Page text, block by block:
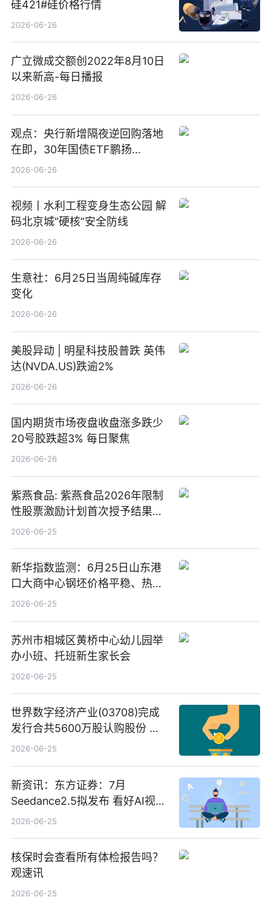
硅421#硅价格行情
2026-06-26
广立微成交额创2022年8月10日
以来新高-每日播报
2026-06-26
观点：央行新增隔夜逆回购落地
在即，30年国债ETF鹏扬
(511090) 盘中小幅上涨
2026-06-26
视频丨水利工程变身生态公园 解
码北京城“硬核”安全防线
2026-06-26
生意社：6月25日当周纯碱库存
变化
2026-06-26
美股异动 | 明星科技股普跌 英伟
达(NVDA.US)跌逾2%
2026-06-26
国内期货市场夜盘收盘涨多跌少
20号胶跌超3% 每日聚焦
2026-06-26
紫燕食品: 紫燕食品2026年限制
性股票激励计划首次授予结果公
告-微资讯
2026-06-25
新华指数监测：6月25日山东港
口大商中心钢坯价格平稳、热轧
C料价格微幅下跌
2026-06-25
苏州市相城区黄桥中心幼儿园举
办小班、托班新生家长会
2026-06-25
世界数字经济产业(03708)完成
发行合共5600万股认购股份 净
筹约1007万港元 独家焦点
2026-06-25
新资讯：东方证券：7月
Seedance2.5拟发布 看好AI视频
创作工作流进一步提效
2026-06-25
核保时会查看所有体检报告吗？
观速讯
2026-06-25